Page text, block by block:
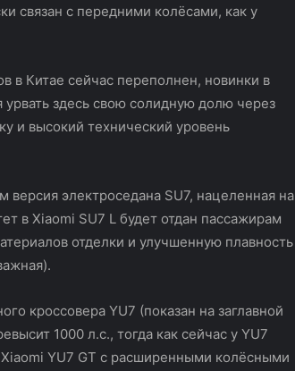
связан с передними колёсами, как у
в Китае сейчас переполнен, новинки в
здесь свою солидную долю через
и высокий технический уровень
электроседана SU7, нацеленная на
в Xiaomi SU7 L будет отдан пассажирам
отделки и улучшенную плавность
кроссовера YU7 (показан на заглавной
1000 л.с., тогда как сейчас у YU7
YU7 GT с расширенными колёсными